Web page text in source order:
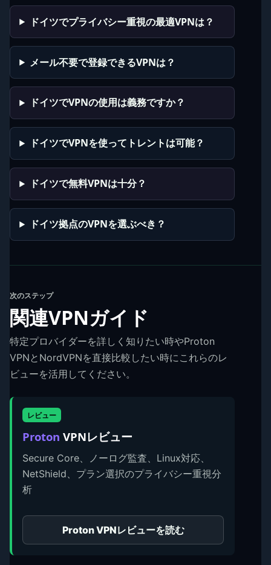
ドイツでプライバシー重視の最適VPNは？
メール不要で登録できるVPNは？
ドイツでVPNの使用は義務ですか？
ドイツでVPNを使ってトレントは可能？
ドイツで無料VPNは十分？
ドイツ拠点のVPNを選ぶべき？
次のステップ
関連VPNガイド
特定プロバイダーを詳しく知りたい時やProton
VPNとNordVPNを直接比較したい時にこれらのレ
ビューを活用してください。
レビュー
Proton VPNレビュー
Secure Core、ノーログ監査、Linux対応、
NetShield、プラン選択のプライバシー重視分
析
Proton VPNレビューを読む